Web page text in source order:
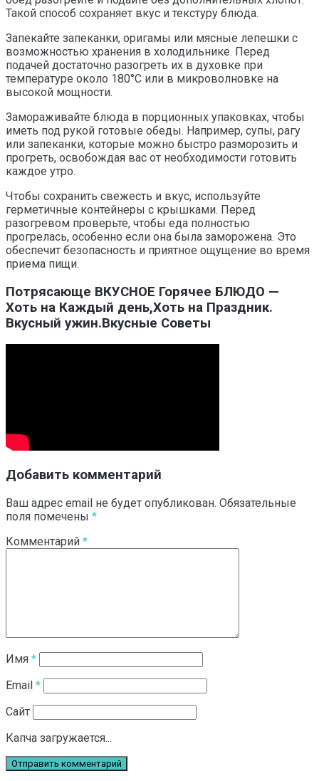
Такой способ сохраняет вкус и текстуру блюда.
Запекайте запеканки, оригамы или мясные лепешки с
возможностью хранения в холодильнике. Перед
подачей достаточно разогреть их в духовке при
температуре около 180°C или в микроволновке на
высокой мощности.
Замораживайте блюда в порционных упаковках, чтобы
иметь под рукой готовые обеды. Например, супы, рагу
или запеканки, которые можно быстро разморозить и
прогреть, освобождая вас от необходимости готовить
каждое утро.
Чтобы сохранить свежесть и вкус, используйте
герметичные контейнеры с крышками. Перед
разогревом проверьте, чтобы еда полностью
прогрелась, особенно если она была заморожена. Это
обеспечит безопасность и приятное ощущение во время
приема пищи.
Потрясающе ВКУСНОЕ Горячее БЛЮДО —
Хоть на Каждый день,Хоть на Праздник.
Вкусный ужин.Вкусные Советы
Добавить комментарий
Ваш адрес email не будет опубликован. Обязательные
поля помечены *
Комментарий *
Имя *
Email *
Сайт
Капча загружается...